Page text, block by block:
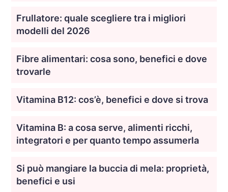
Frullatore: quale scegliere tra i migliori
modelli del 2026
Fibre alimentari: cosa sono, benefici e dove
trovarle
Vitamina B12: cos’è, benefici e dove si trova
Vitamina B: a cosa serve, alimenti ricchi,
integratori e per quanto tempo assumerla
Si può mangiare la buccia di mela: proprietà,
benefici e usi